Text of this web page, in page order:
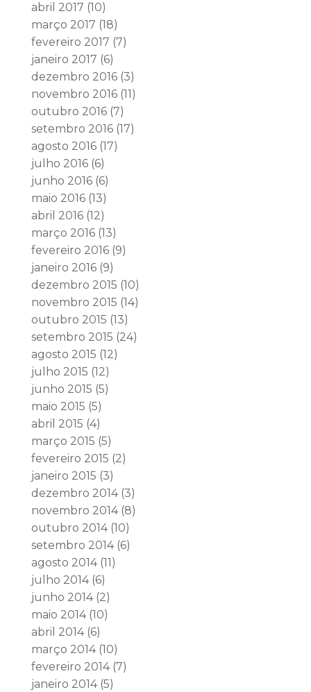
abril 2017 (10)
março 2017 (18)
fevereiro 2017 (7)
janeiro 2017 (6)
dezembro 2016(3)
novembro 2016(11)
outubro 2016(7)
setembro 2016(17)
agosto 2016(17)
julho 2016(6)
junho 2016(6)
maio 2016(13)
abril 2016(12)
março 2016(13)
fevereiro 2016(9)
janeiro 2016(9)
dezembro 2015 (10)
novembro 2015 (14)
outubro 2015 (13)
setembro 2015 (24)
agosto 2015 (12)
julho 2015 (12)
junho 2015 (5)
maio 2015 (5)
abril 2015 (4)
março 2015 (5)
fevereiro 2015 (2)
janeiro 2015 (3)
dezembro 2014(3)
novembro 2014(8)
outubro 2014(10)
setembro 2014(6)
agosto 2014(11)
julho 2014(6)
junho 2014(2)
maio 2014(10)
abril 2014(6)
março 2014(10)
fevereiro 2014(7)
janeiro 2014(5)